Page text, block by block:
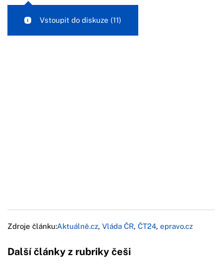
Vstoupit do diskuze (11)
Zdroje článku:Aktuálně.cz, Vláda ČR, ČT24, epravo.cz
Další články z rubriky češi